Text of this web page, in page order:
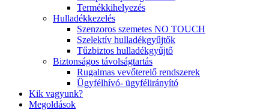
Termékkihelyezés
Hulladékkezelés
Szenzoros szemetes NO TOUCH
Szelektív hulladékgyűjtők
Tűzbiztos hulladékgyűjtő
Biztonságos távolságtartás
Rugalmas vevőterelő rendszerek
Ügyfélhívó- ügyfélirányító
Kik vagyunk?
Megoldások